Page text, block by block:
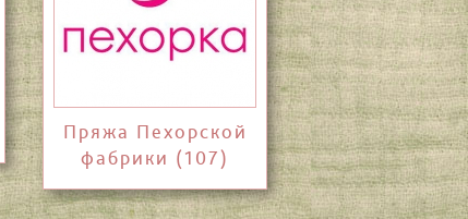
Пряжа Пехорской
фабрики (107)